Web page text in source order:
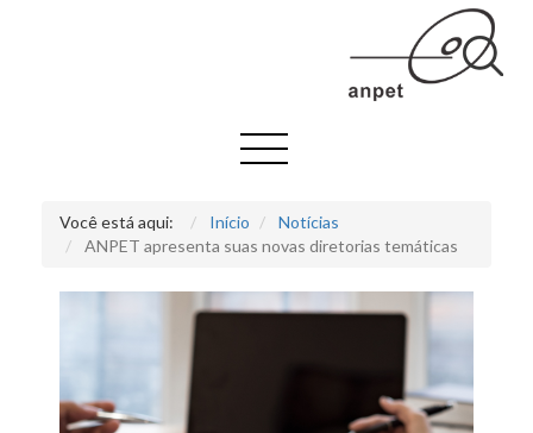
Você está aqui: Início
Notícias
ANPET apresenta suas novas diretorias temáticas